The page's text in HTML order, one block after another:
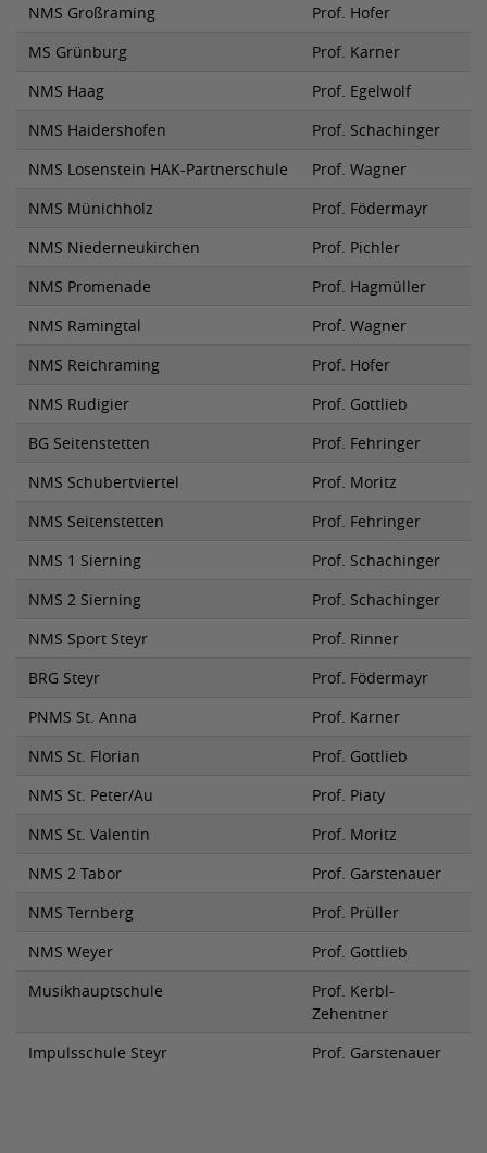
NMS Großraming
Prof. Hofer
MS Grünburg
Prof. Karner
NMS Haag
Prof. Egelwolf
NMS Haidershofen
Prof. Schachinger
NMS Losenstein HAK-Partnerschule
Prof. Wagner
NMS Münichholz
Prof. Födermayr
NMS Niederneukirchen
Prof. Pichler
NMS Promenade
Prof. Hagmüller
NMS Ramingtal
Prof. Wagner
NMS Reichraming
Prof. Hofer
NMS Rudigier
Prof. Gottlieb
BG Seitenstetten
Prof. Fehringer
NMS Schubertviertel
Prof. Moritz
NMS Seitenstetten
Prof. Fehringer
NMS 1 Sierning
Prof. Schachinger
NMS 2 Sierning
Prof. Schachinger
NMS Sport Steyr
Prof. Rinner
BRG Steyr
Prof. Födermayr
PNMS St. Anna
Prof. Karner
NMS St. Florian
Prof. Gottlieb
NMS St. Peter/Au
Prof. Piaty
NMS St. Valentin
Prof. Moritz
NMS 2 Tabor
Prof. Garstenauer
NMS Ternberg
Prof. Prüller
NMS Weyer
Prof. Gottlieb
Musikhauptschule
Prof. Kerbl-
Zehentner
Impulsschule Steyr
Prof. Garstenauer